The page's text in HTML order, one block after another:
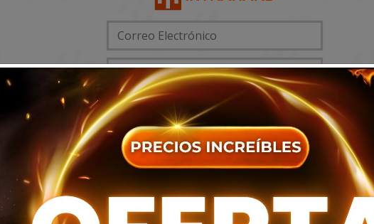
Acceder
person_addRegistrarse moodOlvidó su contraseña